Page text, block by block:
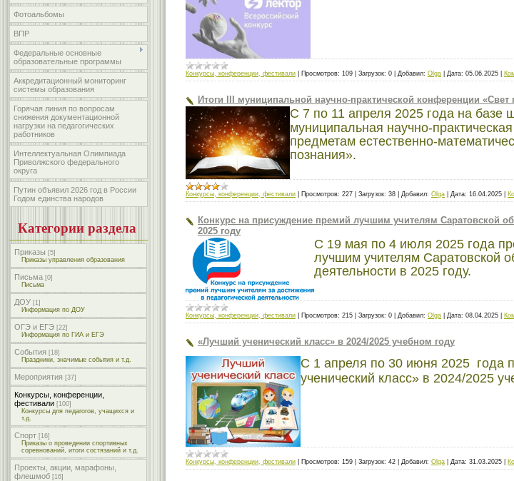
Фотоальбомы
ВПР
Федеральные основные
образовательные программы
Аккредитационный мониторинг
системы образования
Горячая линия по вопросам
снижения документационной
нагрузки на педагогических
работников
Интеллектуальная Олимпиада
Приволжского федерального
округа
Путин объявил 2026 год в России
Годом единства народов
Категории раздела
Приказы [5]
Приказы управления образования
Письма [0]
Письма
ДОУ [1]
Информация по ДОУ
ОГЭ и ЕГЭ [22]
Информация по ГИА и ЕГЭ
События [18]
Праздники, значимые события и т.д.
Мероприятия [37]
Конкурсы, конференции,
фестивали [100]
Конкурсы для педагогов, учащихся и
т.д.
Спорт [16]
Приказы о проведении спортивных
соревнований, итоги состязаний и т.д.
Проекты, акции, марафоны,
флешмоб [16]
Конкурсы, конференции, фестивали Просмотров: 109 Загрузок: 0 Добавил: Olga Дата: 05.06.2025
Итоги III муниципальной научно-практической конференции «Свет
С 7 по 11 апреля 2025 года на
муниципальная научно-
предметам естественно-
познания».
Конкурсы, конференции, фестивали Просмотров: 227 Загрузок: 38 Добавил: Olga Дата: 16.04.2025
Конкурс на присуждение премий лучшим учителям Саратовской
2025 году
С 19 мая по 4 июля 2025 года
лучшим учителям Саратовской
деятельности в 2025 году.
Конкурсы, конференции, фестивали Просмотров: 215 Загрузок: 0 Добавил: Olga Дата: 08.04.2025
«Лучший ученический класс» в 2024/2025 учебном году
С 1 апреля по 30 июня 2025 года
ученический класс» в 2024/2025
Конкурсы, конференции, фестивали Просмотров: 159 Загрузок: 42 Добавил: Olga Дата: 31.03.2025